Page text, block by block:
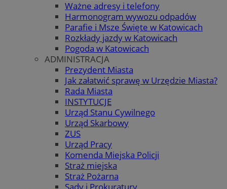
Ważne adresy i telefony
Harmonogram wywozu odpadów
Parafie i Msze Święte w Katowicach
Rozkłady jazdy w Katowicach
Pogoda w Katowicach
ADMINISTRACJA
Prezydent Miasta
Jak załatwić sprawę w Urzędzie Miasta?
Rada Miasta
INSTYTUCJE
Urząd Stanu Cywilnego
Urząd Skarbowy
ZUS
Urząd Pracy
Komenda Miejska Policji
Straż miejska
Straż Pożarna